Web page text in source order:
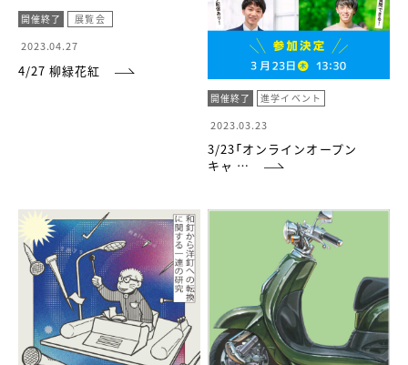
開催終了 展覧会
2023.04.27
4/27 柳緑花紅
開催終了 進学イベント
2023.03.23
3/23「オンラインオープン
キャ …